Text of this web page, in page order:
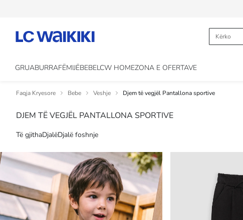
GRUABURRAFËMIJËBEBELCW HOMEZONA E OFERTAVE
Faqja Kryesore Bebe Veshje Djem të vegjël Pantallona sportive
DJEM TË VEGJËL PANTALLONA SPORTIVE
Të gjithaDjalëDjalë foshnje